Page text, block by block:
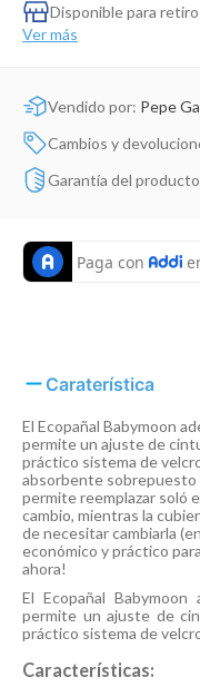
Disponible para
Ver más
Vendido por: Pepe
Cambios y
Garantía del
Caraterística
El Ecopañal Babymoon
permite un ajuste de
práctico sistema de
absorbente sobrepuesto
permite reemplazar soló
cambio, mientras la
de necesitar cambiarla
económico y práctico
ahora!
El Ecopañal
permite un ajuste de
práctico sistema de
Características: